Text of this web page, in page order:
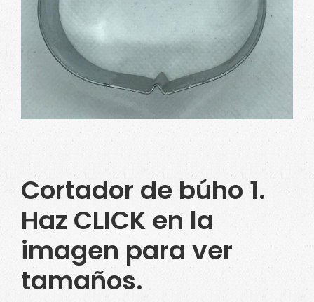
Cortador de búho 1.
Haz CLICK en la
imagen para ver
tamaños.